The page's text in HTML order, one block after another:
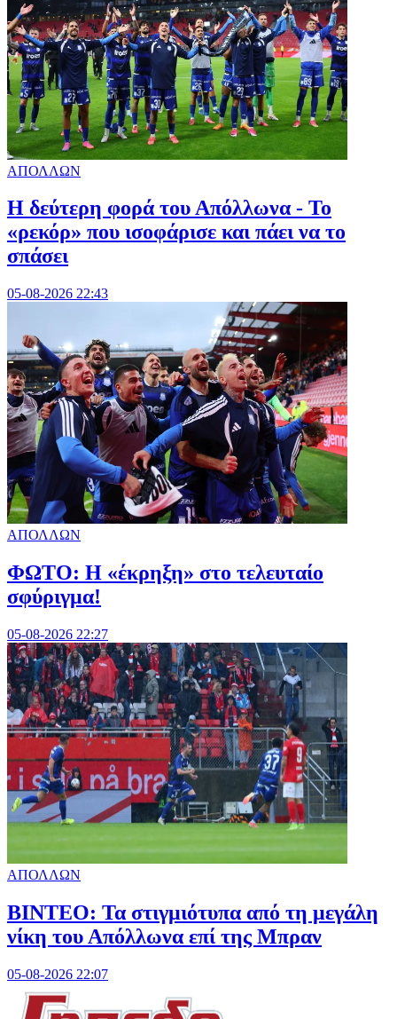
ΑΠΟΛΛΩΝ
Η δεύτερη φορά του Απόλλωνα - Το
«ρεκόρ» που ισοφάρισε και πάει να το
σπάσει
05-08-2026 22:43
ΑΠΟΛΛΩΝ
ΦΩΤΟ: Η «έκρηξη» στο τελευταίο
σφύριγμα!
05-08-2026 22:27
ΑΠΟΛΛΩΝ
ΒΙΝΤΕΟ: Τα στιγμιότυπα από τη μεγάλη
νίκη του Απόλλωνα επί της Μπραν
05-08-2026 22:07